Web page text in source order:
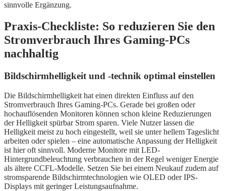
sinnvolle Ergänzung.
Praxis-Checkliste: So reduzieren Sie den
Stromverbrauch Ihres Gaming-PCs
nachhaltig
Bildschirmhelligkeit und -technik optimal einstellen
Die Bildschirmhelligkeit hat einen direkten Einfluss auf den
Stromverbrauch Ihres Gaming-PCs. Gerade bei großen oder
hochauflösenden Monitoren können schon kleine Reduzierungen
der Helligkeit spürbar Strom sparen. Viele Nutzer lassen die
Helligkeit meist zu hoch eingestellt, weil sie unter hellem Tageslicht
arbeiten oder spielen – eine automatische Anpassung der Helligkeit
ist hier oft sinnvoll. Moderne Monitore mit LED-
Hintergrundbeleuchtung verbrauchen in der Regel weniger Energie
als ältere CCFL-Modelle. Setzen Sie bei einem Neukauf zudem auf
stromsparende Bildschirmtechnologien wie OLED oder IPS-
Displays mit geringer Leistungsaufnahme.